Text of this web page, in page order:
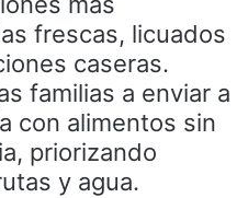
frescas, licuados
caseras.
familias a enviar a
con alimentos sin
priorizando
y agua.